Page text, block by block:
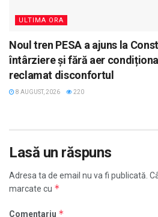
ULTIMA ORA
Noul tren PESA a ajuns la
întârziere și fără aer
reclamat disconfortul
8 AUGUST, 2026 220
Lasă un răspuns
Adresa ta de email nu va fi publicată.
marcate cu *
Comentariu *